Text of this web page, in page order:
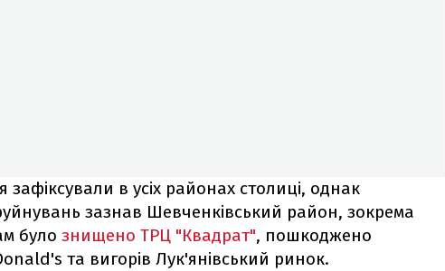
в усіх районах столиці, однак
зазнав Шевченківський район, зокрема
було знищено ТРЦ "Квадрат", пошкоджено
та вигорів Лук'янівський ринок.